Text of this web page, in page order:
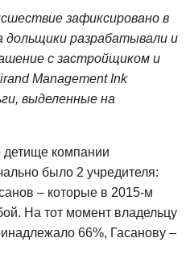
зафиксировано в
дольщики разрабатывали и
с застройщиком и
Management Ink
выделенные на
детище компании
было 2 учредителя:
– которые в 2015-м
На тот момент владельцу
66%, Гасанову –